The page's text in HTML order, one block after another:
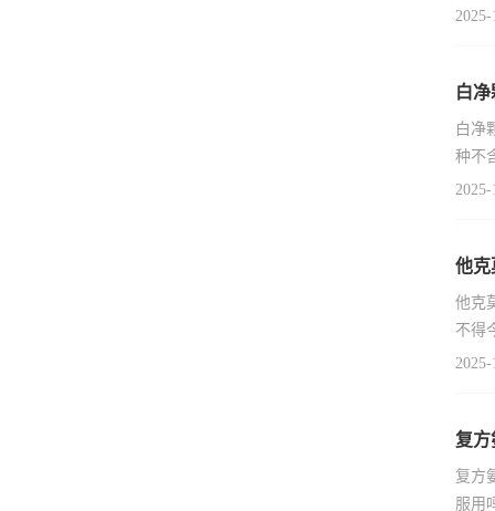
2025-
白
白净
种不
2025-
他克
他克
不得
2025-
复方
复方
服用